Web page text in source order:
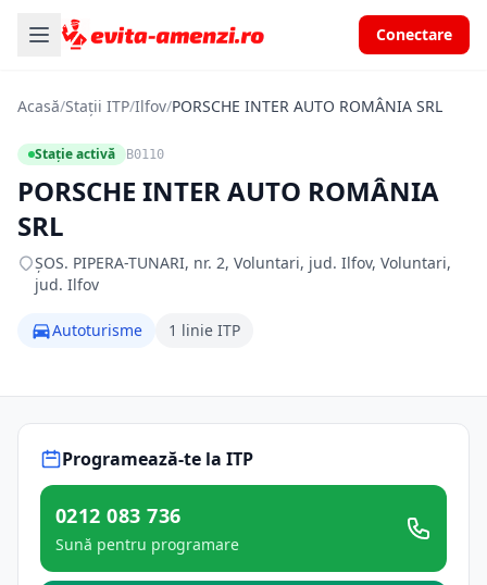
Conectare
Acasă/Stații ITP/Ilfov/PORSCHE INTER AUTO ROMÂNIA SRL
Stație activă B0110
PORSCHE INTER AUTO ROMÂNIA
SRL
ŞOS. PIPERA-TUNARI, nr. 2, Voluntari, jud. Ilfov, Voluntari,
jud. Ilfov
Autoturisme 1 linie ITP
Programează-te la ITP
0212 083 736
Sună pentru programare